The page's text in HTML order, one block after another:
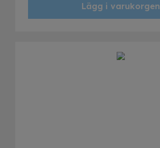
Lägg i varukorgen